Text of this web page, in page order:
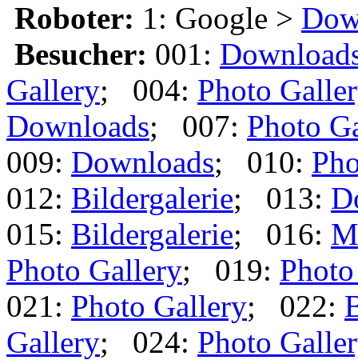
Roboter: 1: Google >
Besucher: 001:
Gallery; 004: Photo
Downloads; 007: Photo
009: Downloads; 010:
012: Bildergalerie; 013:
015: Bildergalerie; 016:
Photo Gallery; 019:
021: Photo Gallery; 022:
Gallery; 024: Photo